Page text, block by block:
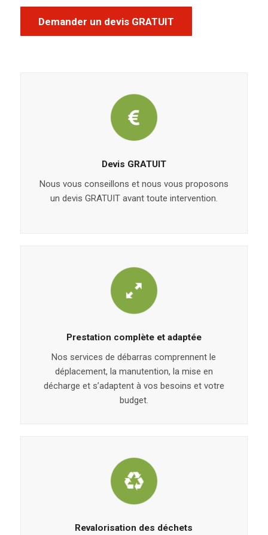
Demander un devis GRATUIT
Devis GRATUIT
Nous vous conseillons et nous vous proposons
un devis GRATUIT avant toute intervention.
Prestation complète et adaptée
Nos services de débarras comprennent le
déplacement, la manutention, la mise en
décharge et s’adaptent à vos besoins et votre
budget.
Revalorisation des déchets